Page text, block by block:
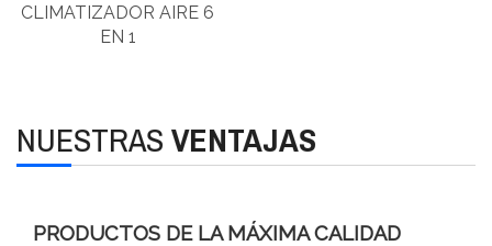
CLIMATIZADOR AIRE 6
EN 1
NUESTRAS VENTAJAS
PRODUCTOS DE LA MÁXIMA CALIDAD